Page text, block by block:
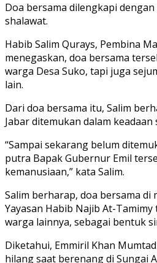
Doa bersama dilengkapi
shalawat.
Habib Salim Qurays, Pembina
menegaskan, doa bersama
warga Desa Suko, tapi juga
lain.
Dari doa bersama itu, Salim
Jabar ditemukan dalam keadaan
“Sampai sekarang belum
putra Bapak Gubernur Emil
kemanusiaan,” kata Salim.
Salim berharap, doa bersama di
Yayasan Habib Najib At-
warga lainnya, sebagai bentuk
Diketahui, Emmiril Khan
hilang saat berenang di Sungai